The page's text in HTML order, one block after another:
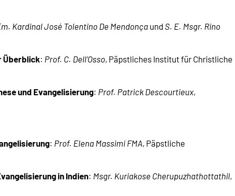
Kardinal José Tolentino De Mendonçaund S. E. Msgr. Rino
Überblick: Prof. C. Dell’Osso, Päpstliches Institut für Christliche
und Evangelisierung: Prof. Patrick Descourtieux,
: Prof. Elena Massimi FMA, Päpstliche
in Indien: Msgr. Kuriakose Cherupuzhathottathil,